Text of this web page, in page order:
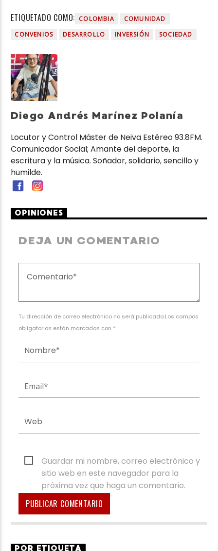
ETIQUETADO COMO: COLOMBIA
COMUNIDAD
CONVENIOS
DESARROLLO INVERSIÓN SOCIEDAD
Diego Andrés Marínez Polanía
Locutor y Control Máster de Neiva Estéreo 93.8FM.
Comunicador Social; Amante del deporte, la
escritura y la música. Soñador, solidario, sencillo y
humilde.
OPINIONES
DEJA UN COMENTARIO
Tu dirección de correo electrónico no será publicada.Los campos
obligatorios están marcados con *
Guardar mi nombre, correo electrónico y
sitio web en este navegador para la
próxima vez que haga un comentario.
POR ETIQUETA